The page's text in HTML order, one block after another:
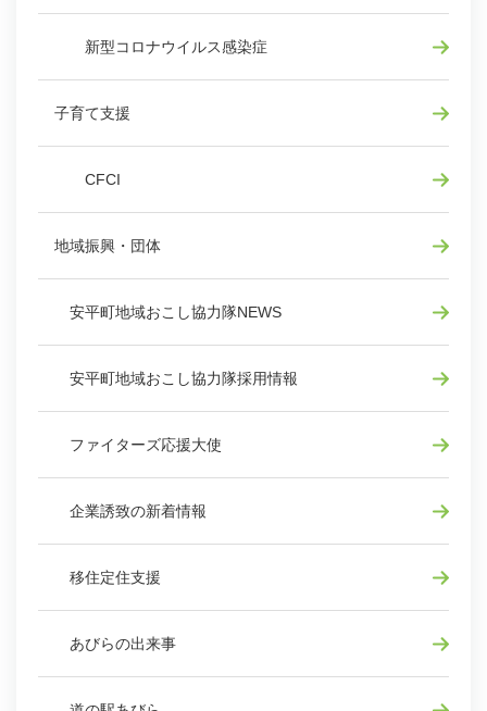
新型コロナウイルス感染症
子育て支援
CFCI
地域振興・団体
安平町地域おこし協力隊NEWS
安平町地域おこし協力隊採用情報
ファイターズ応援大使
企業誘致の新着情報
移住定住支援
あびらの出来事